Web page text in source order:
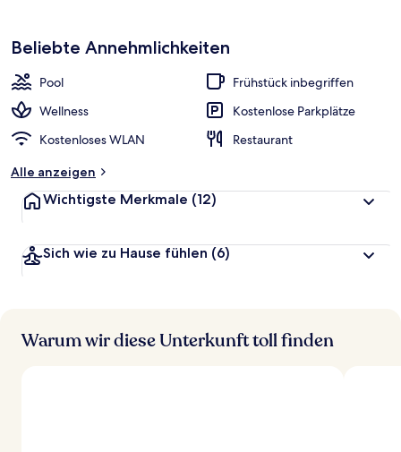
Beliebte Annehmlichkeiten
Pool
Frühstück inbegriffen
Wellness
Kostenlose Parkplätze
Kostenloses WLAN
Restaurant
Alle anzeigen
Wichtigste Merkmale (12)
Sich wie zu Hause fühlen (6)
Warum wir diese Unterkunft toll finden